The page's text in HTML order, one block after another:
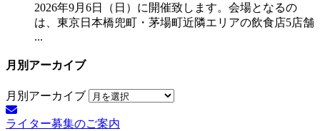
2026年9月6日（日）に開催致します。会場となるの
は、東京日本橋兜町・茅場町近隣エリアの飲食店5店舗
...
月別アーカイブ
月別アーカイブ
ライター募集のご案内